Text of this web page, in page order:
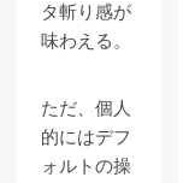
タ斬り感が
味わえる。
ただ、個人
的にはデフ
ォルトの操